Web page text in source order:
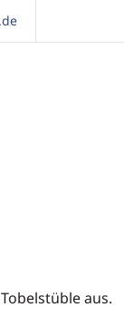
aus.